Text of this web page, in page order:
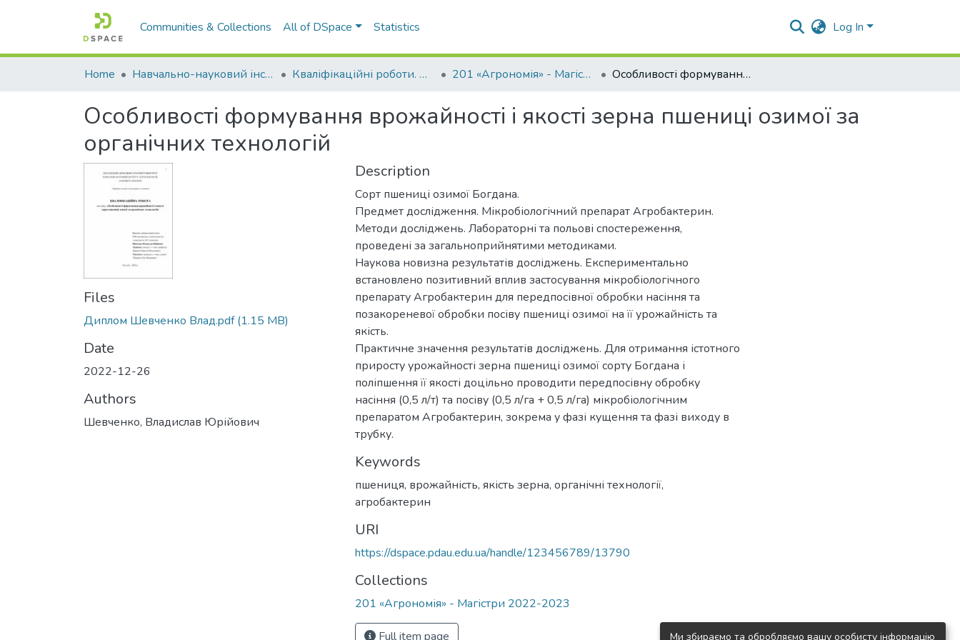
Communities & Collections All of DSpace Statistics Log In
Home Навчально-науковий інститут агротехнологій, селекції та екології Кваліфікаційні роботи. ННІ агротехнологій, селекції та екології 201 «Агрономія» - Магістри 2022-2023 Особливості формування врожайності і якості зерна пшениці озимої за органічних технологій
Особливості формування врожайності і якості зерна пшениці озимої за
органічних технологій
Files
Диплом Шевченко Влад.pdf(1.15 MB)
Date
2022-12-26
Authors
Шевченко, Владислав Юрійович
Description
Сорт пшениці озимої Богдана.
Предмет дослідження. Мікробіологічний препарат Агробактерин.
Методи досліджень. Лабораторні та польові спостереження,
проведені за загальноприйнятими методиками.
Наукова новизна результатів досліджень. Експериментально
встановлено позитивний вплив застосування мікробіологічного
препарату Агробактерин для передпосівної обробки насіння та
позакореневої обробки посіву пшениці озимої на її урожайність та
якість.
Практичне значення результатів досліджень. Для отримання істотного
приросту урожайності зерна пшениці озимої сорту Богдана і
поліпшення її якості доцільно проводити передпосівну обробку
насіння (0,5 л/т) та посіву (0,5 л/га + 0,5 л/га) мікробіологічним
препаратом Агробактерин, зокрема у фазі кущення та фазі виходу в
трубку.
Keywords
пшениця, врожайність, якість зерна, органічні технології,
агробактерин
URI
https://dspace.pdau.edu.ua/handle/123456789/13790
Collections
201 «Агрономія» - Магістри 2022-2023
Full item page Ми збираємо та обробляємо вашу особисту інформацію